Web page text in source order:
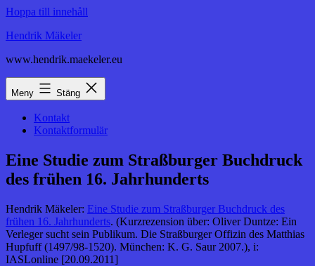
Hoppa till innehåll
Hendrik Mäkeler
www.hendrik.maekeler.eu
Meny Stäng
Kontakt
Kontaktformulär
Eine Studie zum Straßburger Buchdruck
des frühen 16. Jahrhunderts
Hendrik Mäkeler: Eine Studie zum Straßburger Buchdruck des
frühen 16. Jahrhunderts. (Kurzrezension über: Oliver Duntze: Ein
Verleger sucht sein Publikum. Die Straßburger Offizin des Matthias
Hupfuff (1497/98-1520). München: K. G. Saur 2007.), i:
IASLonline [20.09.2011]